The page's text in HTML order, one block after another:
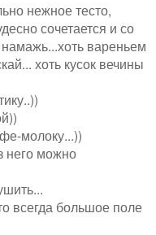
нежное тесто,
сочетается и со
вареньем
хоть кусок вечины
молоку...))
него можно
всегда большое поле